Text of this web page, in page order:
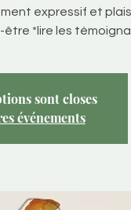
expressif et
être *lire les
sont closes
événements